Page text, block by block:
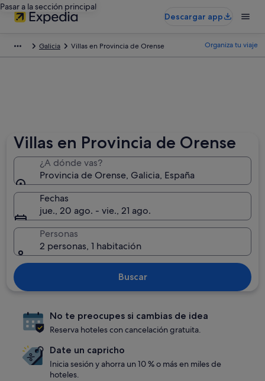
Pasar a la sección principal
Descargar app
Galicia Villas en Provincia de Orense Organiza tu viaje
Villas en Provincia de Orense
¿A dónde vas?
Provincia de Orense, Galicia, España
Fechas
jue., 20 ago. - vie., 21 ago.
Personas
2 personas, 1 habitación
Buscar
No te preocupes si cambias de idea
Reserva hoteles con cancelación gratuita.
Date un capricho
Inicia sesión y ahorra un 10 % o más en miles de
hoteles.